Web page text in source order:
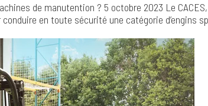
de manutention ? 5 octobre 2023 Le
conduire en toute sécurité une catégorie d’engins